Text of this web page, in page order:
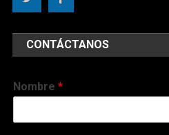
CONTÁCTANOS
Nombre*